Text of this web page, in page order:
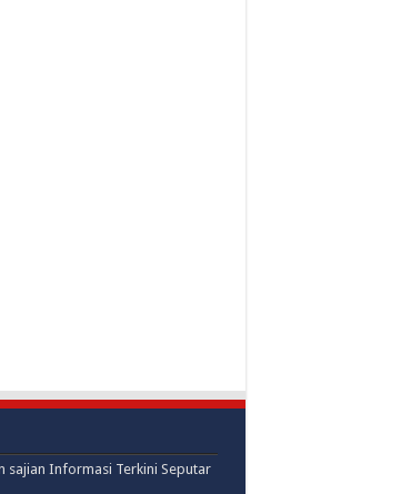
sajian Informasi Terkini Seputar